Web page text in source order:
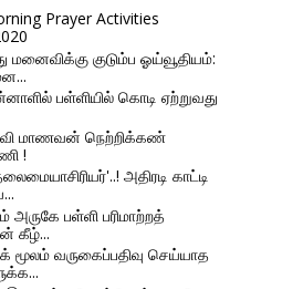
Prayer Activities
குடும்ப ஓய்வூதியம்:
பள்ளியில் கொடி ஏற்றுவது
மாணவன் நெற்றிக்கண்
!
அதிரடி காட்டி
பள்ளி பரிமாற்றத்
கீழ்...
மூலம் வருகைப்பதிவு செய்யாத